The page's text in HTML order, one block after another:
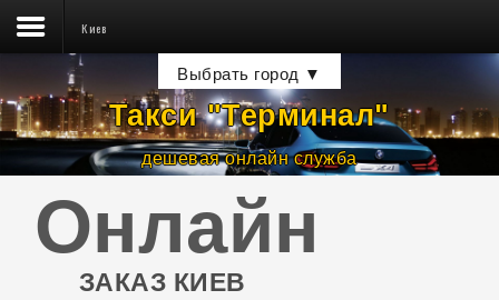
Такси ☎
Тарифы
Водителям
Пассажирам
Новости
Контакты
Киев
Выбрать город ▼
Такси "Терминал"
дешевая онлайн служба
Онлайн
ЗАКАЗ КИЕВ